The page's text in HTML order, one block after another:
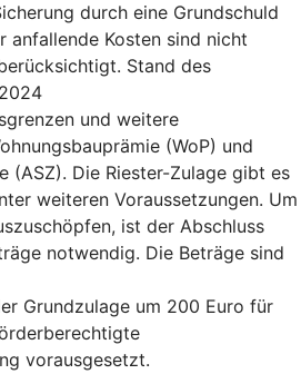
durch eine Grundschuld
anfallende Kosten sind nicht
Stand des
und weitere
(WoP) und
(ASZ). Die Riester-Zulage gibt es
weiteren Voraussetzungen. Um
ist der Abschluss
notwendig. Die Beträge sind
Grundzulage um 200 Euro für
vorausgesetzt.